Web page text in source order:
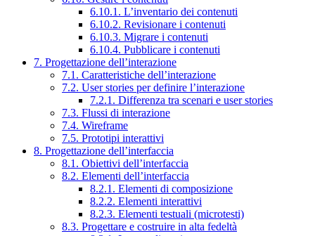
6.10.1. L’inventario dei contenuti
6.10.2. Revisionare i contenuti
6.10.3. Migrare i contenuti
6.10.4. Pubblicare i contenuti
7. Progettazione dell’interazione
7.1. Caratteristiche dell’interazione
7.2. User stories per definire l’interazione
7.2.1. Differenza tra scenari e user stories
7.3. Flussi di interazione
7.4. Wireframe
7.5. Prototipi interattivi
8. Progettazione dell’interfaccia
8.1. Obiettivi dell’interfaccia
8.2. Elementi dell’interfaccia
8.2.1. Elementi di composizione
8.2.2. Elementi interattivi
8.2.3. Elementi testuali (microtesti)
8.3. Progettare e costruire in alta fedeltà